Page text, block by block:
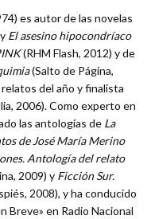
es autor de las novelas
El asesino hipocondríaco
(RHM Flash, 2012) y de
(Salto de Página,
del año y finalista
2006). Como experto en
las antologías de La
de José María Merino
Antología del relato
2009) y Ficción Sur.
2008), y ha conducido
Breve» en Radio Nacional